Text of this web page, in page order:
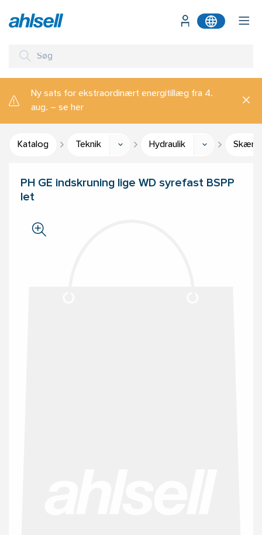
Ny sats for ekstraordinært energitillæg fra 4.
aug. – se her
Katalog Teknik Hydraulik
PH GE indskruning lige WD syrefast BSPP
let